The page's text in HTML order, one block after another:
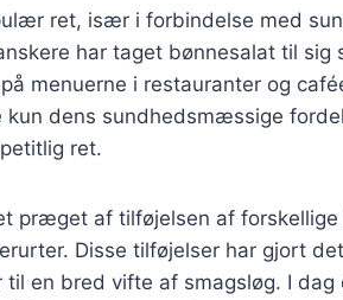
ret, især i forbindelse med
har taget bønnesalat til sig
menuerne i restauranter og
dens sundhedsmæssige
ret.
præget af tilføjelsen af forskellige
Disse tilføjelser har gjort
til en bred vifte af smagsløg. I dag